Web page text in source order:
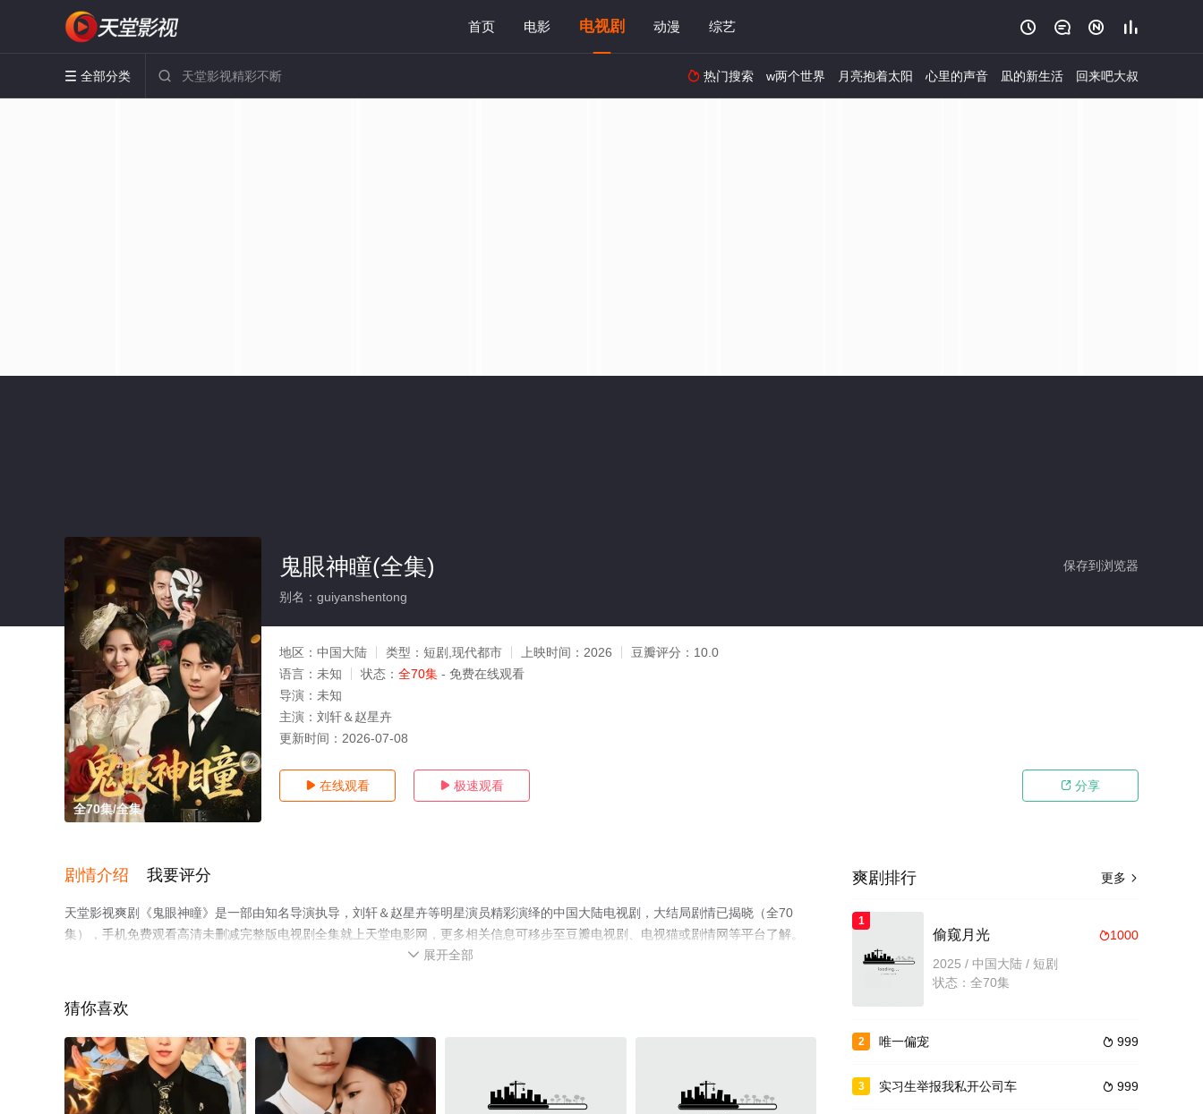
首页 电影 电视剧 动漫 综艺    
 全部分类   热门搜索 w两个世界 月亮抱着太阳 心里的声音 凪的新生活 回来吧大叔
全70集/全集
保存到浏览器
鬼眼神瞳(全集)
别名：guiyanshentong
地区： 中国大陆 类型： 短剧,现代都市 上映时间： 2026 豆瓣评分： 10.0
语言： 未知 状态： 全70集 - 免费在线观看
导演： 未知
主演： 刘轩＆赵星卉
更新时间： 2026-07-08
 在线观看  极速观看  分享
剧情介绍 我要评分
天堂影视爽剧《鬼眼神瞳》是一部由知名导演执导，刘轩＆赵星卉等明星演员精彩演绎的中国大陆电视剧，大结局剧情已揭晓（全70
集），手机免费观看高清未删减完整版电视剧全集就上天堂电影网，更多相关信息可移步至豆瓣电视剧、电视猫或剧情网等平台了解。
 展开全部
猜你喜欢
更多 
爽剧排行
1
1000
偷窥月光
2025 / 中国大陆 / 短剧
状态：全70集
2  999
唯一偏宠
3  999
实习生举报我私开公司车